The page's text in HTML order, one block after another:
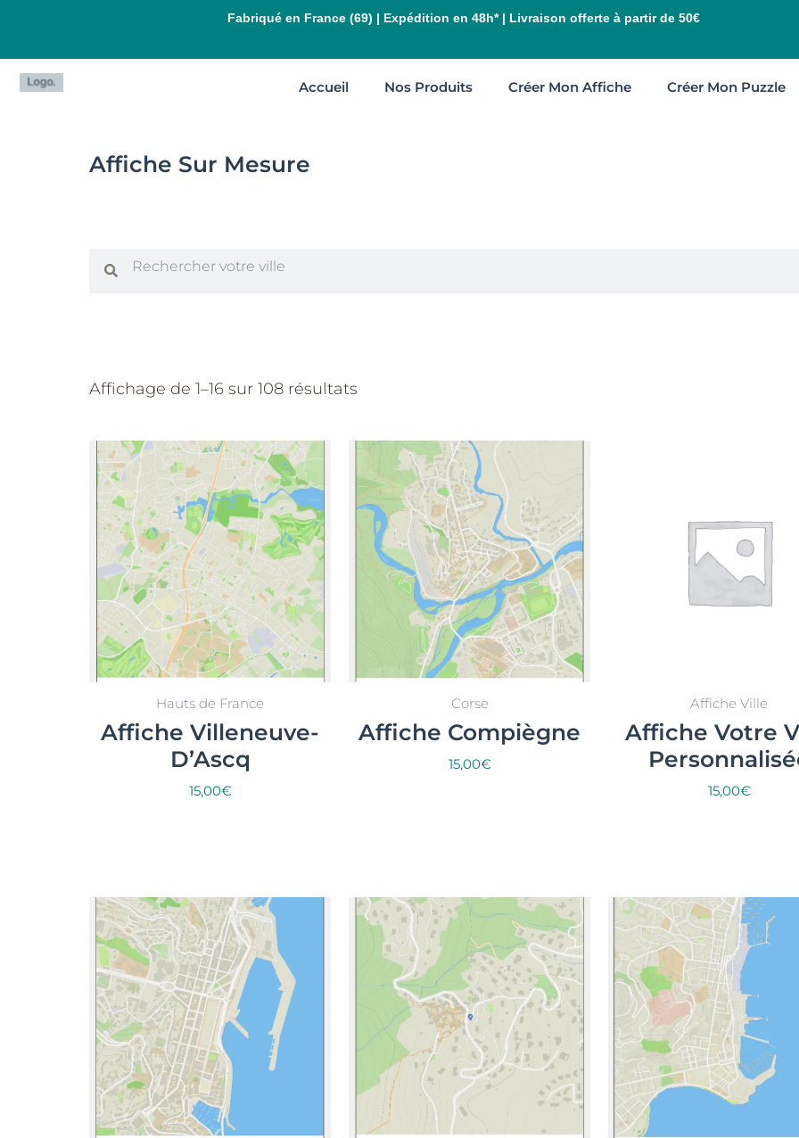
contenu
Fabriqué en France (69) | Expédition en 48h* | Livraison offerte à partir de 50€
Accueil Nos Produits Créer Mon Affiche Créer Mon Puzzle
Affiche Sur Mesure
Rechercher
Rechercher
Affichage de 1–16 sur 108 résultats
Hauts de France
Affiche Villeneuve-
D’Ascq
15,00€
Corse
Affiche Compiègne
15,00€
Affiche Ville
Affiche Votre
15,00€